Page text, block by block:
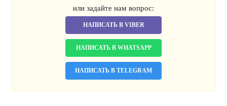
или задайте нам вопрос:
НАПИСАТЬ В VIBER
НАПИСАТЬ В WHATSAPP
НАПИСАТЬ В TELEGRAM